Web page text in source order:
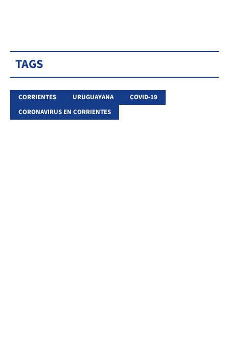
TAGS
CORRIENTES URUGUAYANA
COVID-19
CORONAVIRUS EN CORRIENTES